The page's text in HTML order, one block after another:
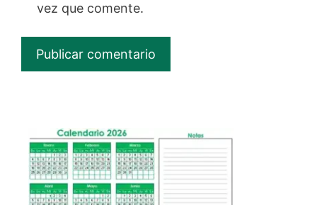
vez que comente.